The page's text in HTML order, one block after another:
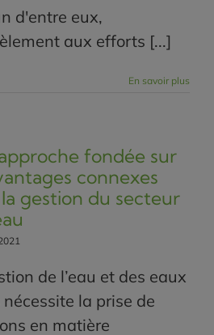
d'entre eux,
aux efforts [...]
En savoir plus
fondée sur
connexes
gestion du secteur
de l’eau et des eaux
nécessite la prise de
en matière